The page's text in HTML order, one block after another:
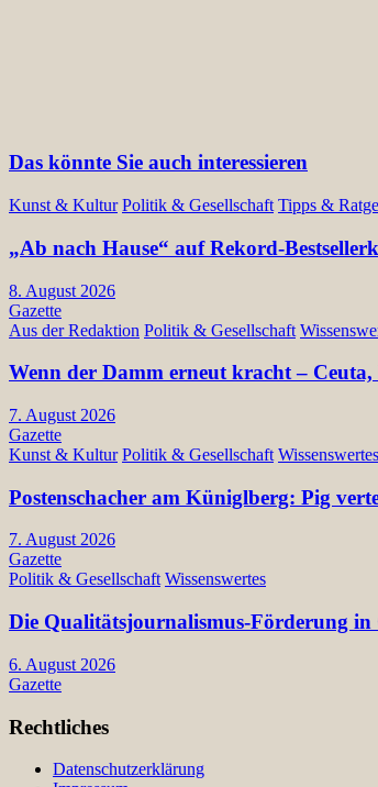
Das könnte Sie auch interessieren
Kunst & Kultur Politik & Gesellschaft Tipps &
„Ab nach Hause“ auf Rekord-
8. August 2026
Gazette
Aus der Redaktion Politik & Gesellschaft
Wenn der Damm erneut kracht –
7. August 2026
Gazette
Kunst & Kultur Politik & Gesellschaft Wissenswertes
Postenschacher am Küniglberg: Pig
7. August 2026
Gazette
Politik & Gesellschaft Wissenswertes
Die Qualitätsjournalismus-Förderung in
6. August 2026
Gazette
Rechtliches
Datenschutzerklärung